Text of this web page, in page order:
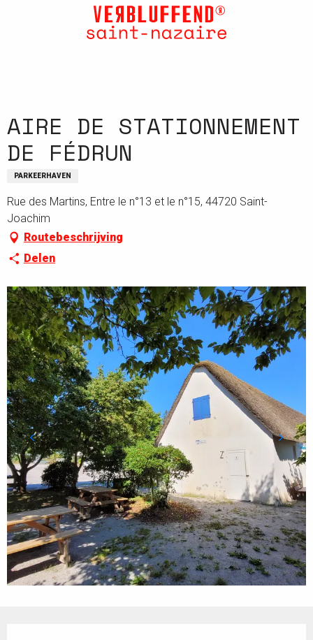
AIRE DE STATIONNEMENT
DE FÉDRUN
PARKEERHAVEN
Rue des Martins, Entre le n°13 et le n°15, 44720 Saint-
Joachim
Routebeschrijving
Delen